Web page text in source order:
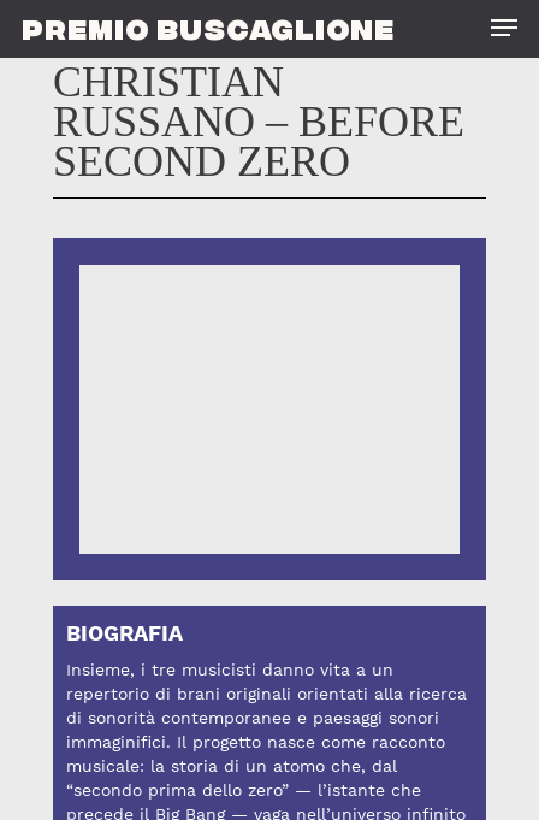
main
content
PREMIO BUSCAGLIONE
CHRISTIAN
RUSSANO – BEFORE
SECOND ZERO
BIOGRAFIA
Insieme, i tre musicisti danno vita a un
repertorio di brani originali orientati alla ricerca
di sonorità contemporanee e paesaggi sonori
immaginifici. Il progetto nasce come racconto
musicale: la storia di un atomo che, dal
“secondo prima dello zero” — l’istante che
precede il Big Bang — vaga nell’universo infinito